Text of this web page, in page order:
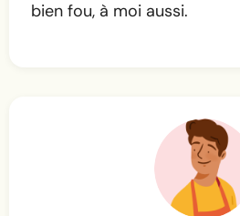
bien fou, à moi aussi.